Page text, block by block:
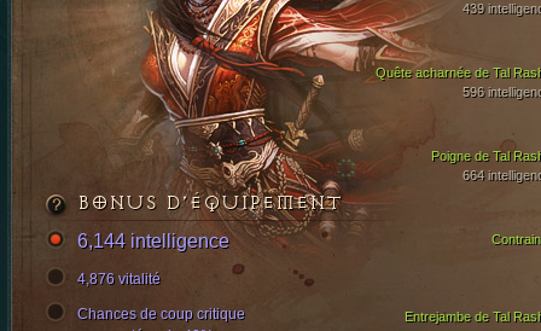
Quête acharnée de Tal
596
Poigne de Tal
664
439
Entrejambe de Tal
BONUS D’ÉQUIPEMENT
6,144 intelligence
4,876 vitalité
Chances de coup critique